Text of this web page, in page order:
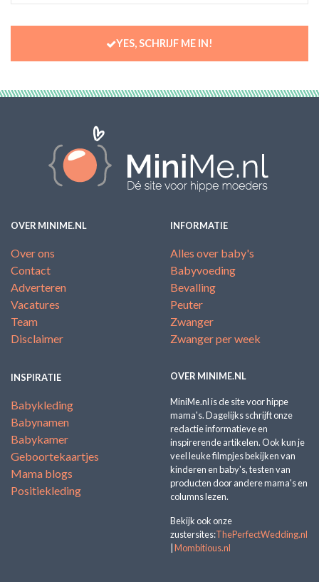
YES, SCHRIJF ME IN!
OVER MINIME.NL
Over ons
Contact
Adverteren
Vacatures
Team
Disclaimer
INFORMATIE
Alles over baby's
Babyvoeding
Bevalling
Peuter
Zwanger
Zwanger per week
INSPIRATIE
Babykleding
Babynamen
Babykamer
Geboortekaartjes
Mama blogs
Positiekleding
OVER MINIME.NL
MiniMe.nl is de site voor hippe
mama's. Dagelijks schrijft onze
redactie informatieve en
inspirerende artikelen. Ook kun je
veel leuke filmpjes bekijken van
kinderen en baby's, testen van
producten door andere mama's en
columns lezen.
Bekijk ook onze
zustersites:ThePerfectWedding.nl
Mombitious.nl